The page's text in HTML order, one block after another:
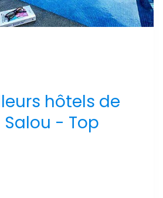
hôtels de
Salou - Top